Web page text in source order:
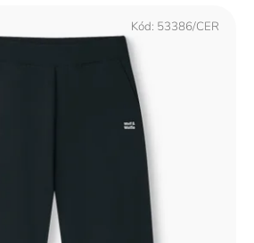
Kód: 53386/CER